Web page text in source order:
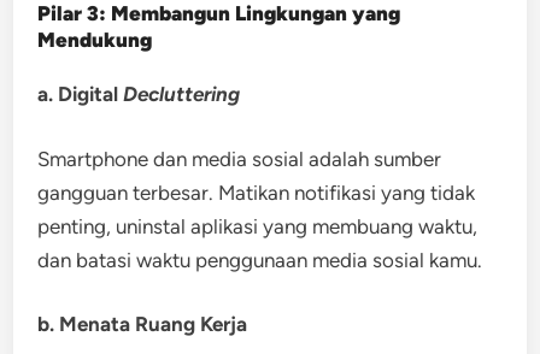
Pilar 3: Membangun Lingkungan yang
Mendukung
a. DigitalDecluttering
Smartphone dan media sosial adalah sumber
gangguan terbesar. Matikan notifikasi yang tidak
penting, uninstal aplikasi yang membuang waktu,
dan batasi waktu penggunaan media sosial kamu.
b. Menata Ruang Kerja